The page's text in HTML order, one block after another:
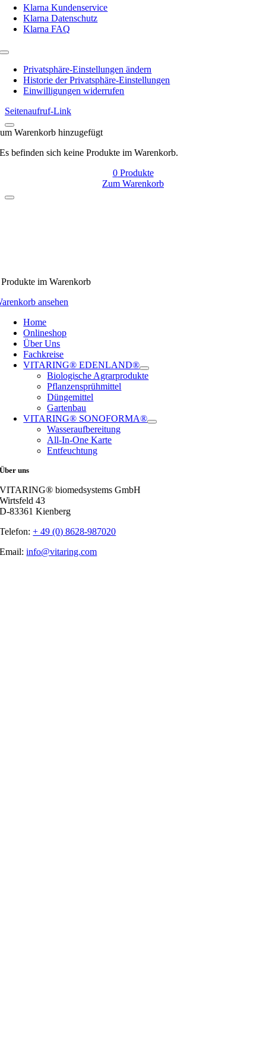
Klarna Kundenservice
Klarna Datenschutz
Klarna FAQ
Toggle
NavigationPrivatsphäre-Einstellungen ändern
Historie der Privatsphäre-Einstellungen
Einwilligungen widerrufen
Seitenaufruf-Link
Warenkorb hinzugefügt
Es befinden sich keine Produkte im Warenkorb.
0Produkte
Zum Warenkorb
im Warenkorb
ansehen
Home
Onlineshop
Über Uns
Fachkreise
VITARING® EDENLAND®
Biologische Agrarprodukte
Pflanzensprühmittel
Düngemittel
Gartenbau
VITARING® SONOFORMA®
Wasseraufbereitung
All-In-One Karte
Entfeuchtung
Über uns
VITARING® biomedsystems GmbH
Wirtsfeld 43
D-83361 Kienberg
Telefon:+ 49 (0) 8628-987020
Email:info@vitaring.com